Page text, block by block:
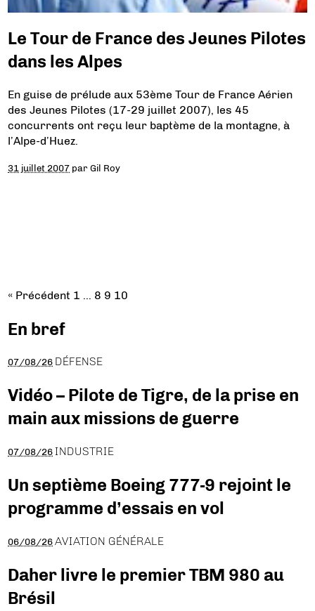
Le Tour de France des Jeunes Pilotes
dans les Alpes
En guise de prélude aux 53ème Tour de France Aérien
des Jeunes Pilotes (17-29 juillet 2007), les 45
concurrents ont reçu leur baptème de la montagne, à
l’Alpe-d’Huez.
31 juillet 2007 parGil Roy
« Précédent 1 … 8 9 10
En bref
07/08/26 DÉFENSE
Vidéo – Pilote de Tigre, de la prise en
main aux missions de guerre
07/08/26 INDUSTRIE
Un septième Boeing 777-9 rejoint le
programme d’essais en vol
06/08/26 AVIATION GÉNÉRALE
Daher livre le premier TBM 980 au
Brésil